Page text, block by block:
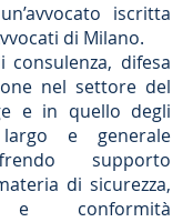
iscritta
di Milano.
consulenza, difesa
nel settore del
e in quello degli
e generale
supporto
di sicurezza,
e conformità